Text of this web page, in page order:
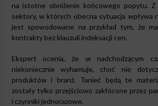
na istotne obniżenie końcowego popytu.
sektory, w których obecna sytuacja wpływa
jest spowodowane na przykład tym, że
kontrakty bez klauzuli indeksacji cen.
Ekspert ocenia, że w nadchodzącym
niekoniecznie wyhamuje, choć nie
produktów i branż. Tanieć będą te
zostały tylko przejściowo zakłócone przez
i czynniki jednorazowe.